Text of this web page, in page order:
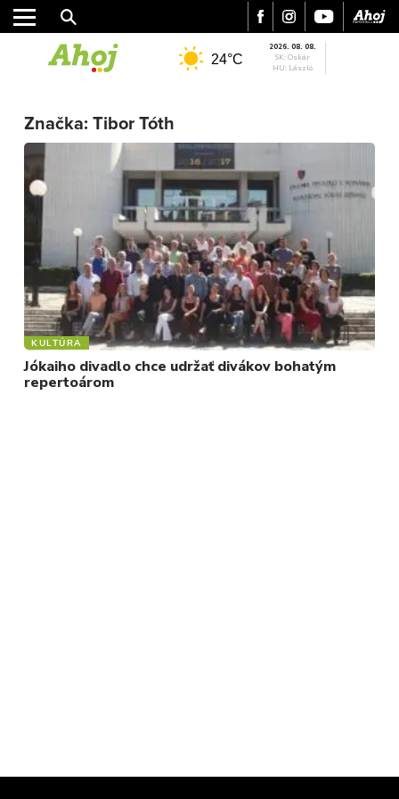
REGIÓN
ŠPORT
KULTÚRA
FOTKY
VIDEO
MIX
24°C
2026. 08. 08.
SK: Oskár
HU: László
Značka: Tibor Tóth
KULTÚRA
Jókaiho divadlo chce udržať divákov bohatým
repertoárom